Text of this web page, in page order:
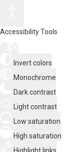
Accessibility Tools
Invert colors
Monochrome
Dark contrast
Light contrast
Low saturation
High saturation